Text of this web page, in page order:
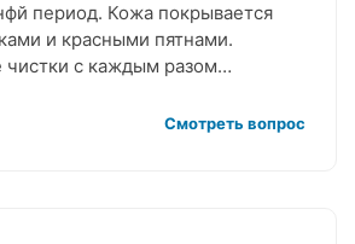
период. Кожа покрывается
и красными пятнами.
чистки с каждым разом…
Смотреть вопрос